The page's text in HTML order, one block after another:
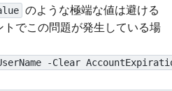
のような極端な値は避ける
でこの問題が発生している場
-Clear